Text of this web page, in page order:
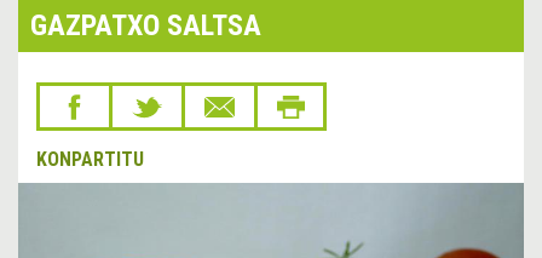
GAZPATXO SALTSA
KONPARTITU